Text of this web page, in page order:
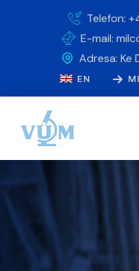
Telefon:
E-mail:
Adresa: Ke
EN